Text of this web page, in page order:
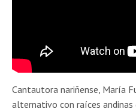
Cantautora nariñense, María
alternativo con raíces andinas